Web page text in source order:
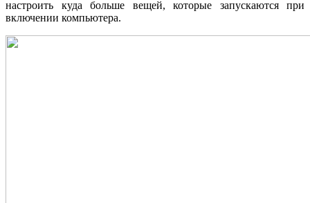
настроить куда больше вещей, которые запускаются при
включении компьютера.